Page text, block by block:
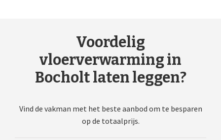
Voordelig
vloerverwarming in
Bocholt laten leggen?
Vind de vakman met het beste aanbod om te besparen
op de totaalprijs.